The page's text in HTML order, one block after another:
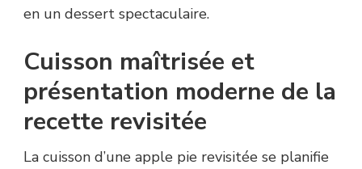
en un dessert spectaculaire.
Cuisson maîtrisée et
présentation moderne de la
recette revisitée
La cuisson d’une apple pie revisitée se planifie